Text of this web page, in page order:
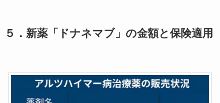
５． 新薬「ドナネマブ」の金額と保険適用